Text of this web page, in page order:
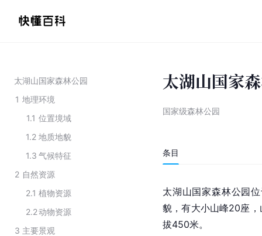
太湖山国家森林公园
1 地理环境
1.1 位置境域
1.2 地质地貌
1.3 气候特征
2 自然资源
2.1 植物资源
2.2动物资源
3 主要景观
太湖山国家
国家级森林公园
条目
太湖山国家森林公园
貌，有大小山峰20座
拔450米。